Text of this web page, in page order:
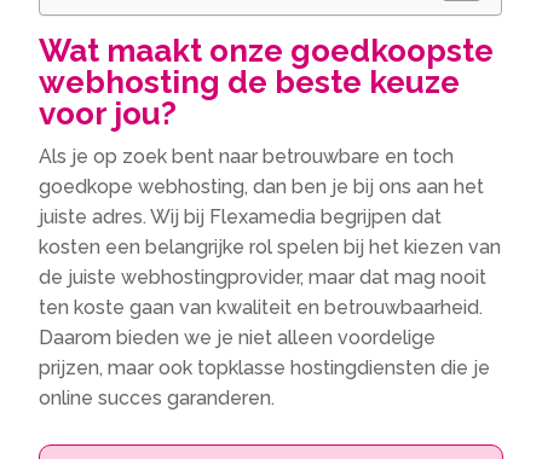
Wat maakt onze goedkoopste
webhosting de beste keuze
voor jou?
Als je op zoek bent naar betrouwbare en toch
goedkope webhosting, dan ben je bij ons aan het
juiste adres. Wij bij Flexamedia begrijpen dat
kosten een belangrijke rol spelen bij het kiezen van
de juiste webhostingprovider, maar dat mag nooit
ten koste gaan van kwaliteit en betrouwbaarheid.
Daarom bieden we je niet alleen voordelige
prijzen, maar ook topklasse hostingdiensten die je
online succes garanderen.